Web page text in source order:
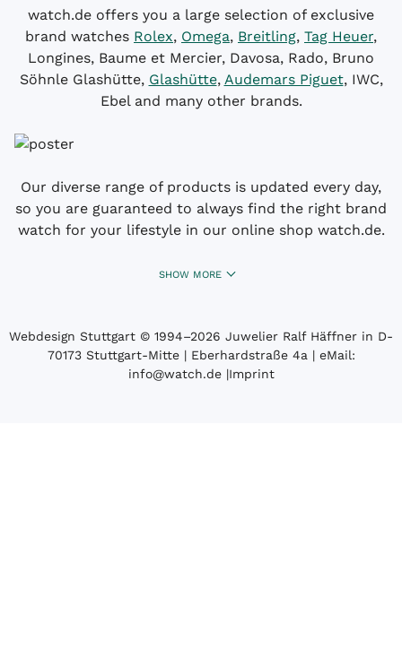
watch.de offers you a large selection of exclusive
brand watches Rolex, Omega, Breitling, Tag Heuer,
Longines, Baume et Mercier, Davosa, Rado, Bruno
Söhnle Glashütte, Glashütte, Audemars Piguet, IWC,
Ebel and many other brands.
Our diverse range of products is updated every day,
so you are guaranteed to always find the right brand
watch for your lifestyle in our online shop watch.de.
SHOW MORE
Webdesign Stuttgart © 1994­–2026 Juwelier Ralf Häffner in D-
70173 Stuttgart-Mitte | Eberhardstraße 4a | eMail:
info@watch.de|Imprint